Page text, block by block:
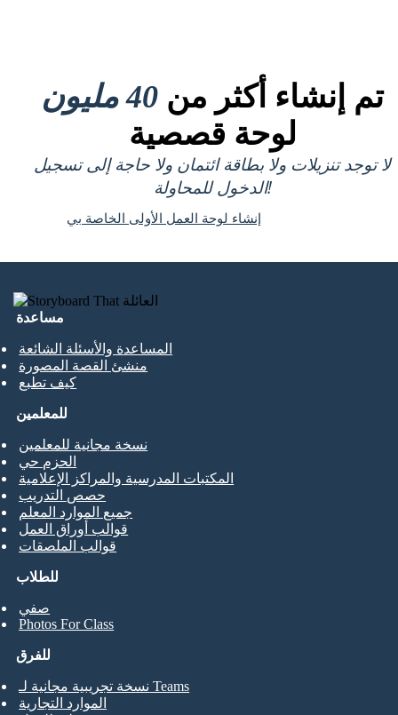
تم إنشاء أكثر من 40 مليون
لوحة قصصية
لا توجد تنزيلات ولا بطاقة ائتمان ولا حاجة إلى تسجيل
الدخول للمحاولة!
إنشاء لوحة العمل الأولى الخاصة بي
مساعدة
المساعدة والأسئلة الشائعة
منشئ القصة المصورة
كيف تطبع
للطلاب
صفي
Photos For Class
للمعلمين
نسخة مجانية للمعلمين
الحزم حي
المكتبات المدرسية والمراكز الإعلامية
حصص التدريب
جميع الموارد المعلم
قوالب أوراق العمل
قوالب الملصقات
للفرق
نسخة تجريبية مجانية لـ Teams
الموارد التجارية